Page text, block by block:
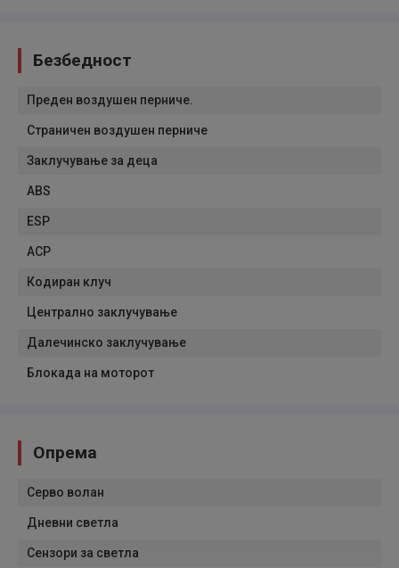
Безбедност
Преден воздушен перниче.
Страничен воздушен перниче
Заклучување за деца
ABS
ESP
АСР
Кодиран клуч
Централно заклучување
Далечинско заклучување
Блокада на моторот
Опрема
Серво волан
Дневни светла
Сензори за светла